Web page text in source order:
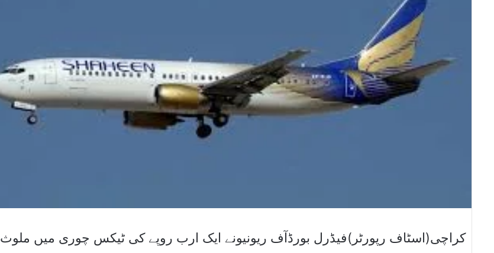
کراچی(اسٹاف رپورٹر)فیڈرل بورڈآف ریونیونے ایک ارب روپے کی ٹیکس چوری میں ملوث